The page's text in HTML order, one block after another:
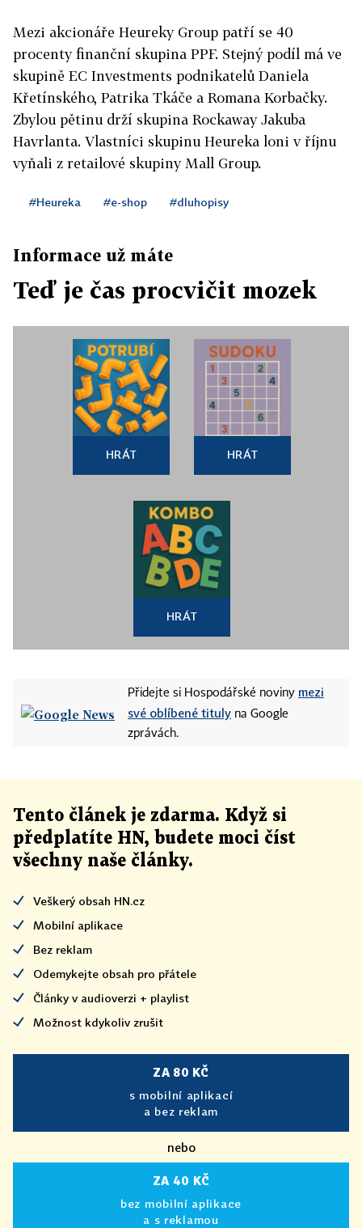
Mezi akcionáře Heureky Group patří se 40
procenty finanční skupina PPF. Stejný podíl má ve
skupině EC Investments podnikatelů Daniela
Křetínského, Patrika Tkáče a Romana Korbačky.
Zbylou pětinu drží skupina Rockaway Jakuba
Havrlanta. Vlastníci skupinu Heureka loni v říjnu
vyňali z retailové skupiny Mall Group.
#Heureka #e-shop #dluhopisy
Informace už máte
Teď je čas procvičit mozek
HRÁT HRÁT
HRÁT
Přidejte si Hospodářské noviny mezi
své oblíbené tituly na Google
zprávách.
Tento článek je zdarma. Když si
předplatíte HN, budete moci číst
všechny naše články.
Veškerý obsah HN.cz
Mobilní aplikace
Bez reklam
Odemykejte obsah pro přátele
Články v audioverzi + playlist
Možnost kdykoliv zrušit
ZA 80 KČ
s mobilní aplikací
a bez reklam
nebo
ZA 40 KČ
bez mobilní aplikace
a s reklamou